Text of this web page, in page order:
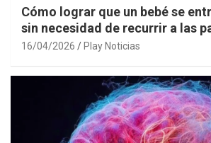
Cómo lograr que un bebé se
sin necesidad de recurrir a las
16/04/2026 Play Noticias